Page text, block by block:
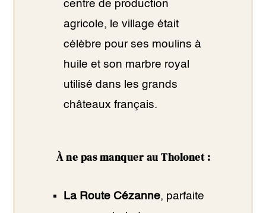
centre de production
agricole, le village était
célèbre pour ses moulins à
huile et son marbre royal
utilisé dans les grands
châteaux français.
À ne pas manquer au Tholonet :
La Route Cézanne, parfaite